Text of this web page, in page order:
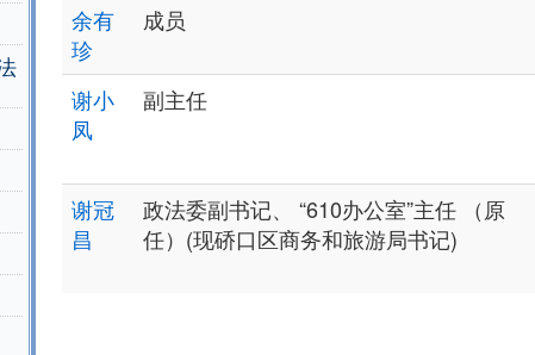
余有
珍
成员
谢小
凤
副主任
谢冠
昌
政法委副书记、 “610办公室”主任 （原
任）(现硚口区商务和旅游局书记)